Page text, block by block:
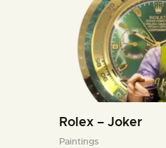
Rolex – Joker
Paintings